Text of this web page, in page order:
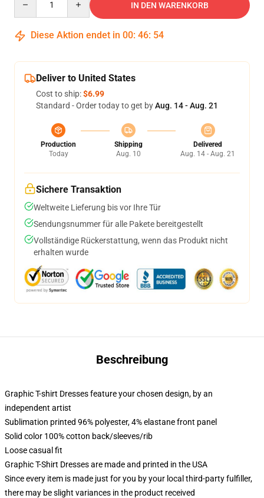
IN DEN WARENKORB
Diese Aktion endet in 00: 46: 54
Deliver to United States
Cost to ship:$6.99
Standard - Order today to get byAug. 14 - Aug. 21
Production
Today
Shipping
Aug. 10
Delivered
Aug. 14 - Aug. 21
Sichere Transaktion
Weltweite Lieferung bis vor Ihre Tür
Sendungsnummer für alle Pakete bereitgestellt
Vollständige Rückerstattung, wenn das Produkt nicht
erhalten wurde
Beschreibung
Graphic T-shirt Dresses feature your chosen design, by an
independent artist
Sublimation printed 96% polyester, 4% elastane front panel
Solid color 100% cotton back/sleeves/rib
Loose casual fit
Graphic T-Shirt Dresses are made and printed in the USA
Since every item is made just for you by your local third-party fulfiller,
there may be slight variances in the product received